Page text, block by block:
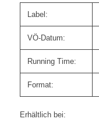
Label:
VÖ-Datum:
Running Time:
Format:
Erhältlich bei: